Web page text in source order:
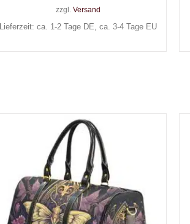
zzgl. Versand
Lieferzeit: ca. 1-2 Tage DE, ca. 3-4 Tage EU